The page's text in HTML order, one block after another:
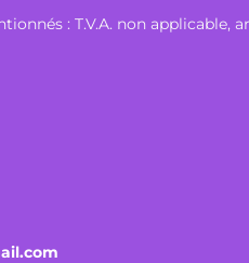
: T.V.A. non applicable,